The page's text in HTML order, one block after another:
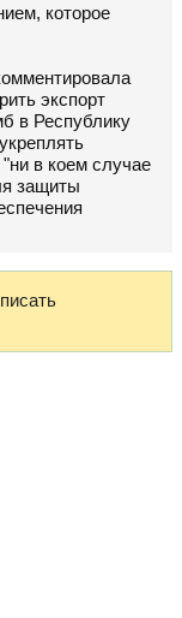
которое
экспорт
в Республику
в коем случае
защиты